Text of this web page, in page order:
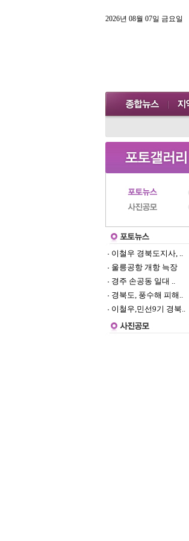
2026년 08월 07일 금요일
이철우 경북도지사, ..
울릉공항 개항 늑장
경주 손공동 일대 ..
경북도, 풍수해 피해..
이철우,민선9기 경북..